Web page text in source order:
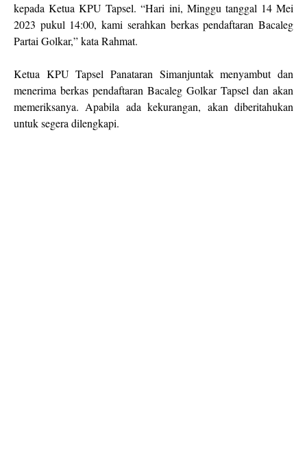
kepada Ketua KPU Tapsel. “Hari ini, Minggu tanggal 14 Mei
2023 pukul 14:00, kami serahkan berkas pendaftaran Bacaleg
Partai Golkar,” kata Rahmat.
Ketua KPU Tapsel Panataran Simanjuntak menyambut dan
menerima berkas pendaftaran Bacaleg Golkar Tapsel dan akan
memeriksanya. Apabila ada kekurangan, akan diberitahukan
untuk segera dilengkapi.